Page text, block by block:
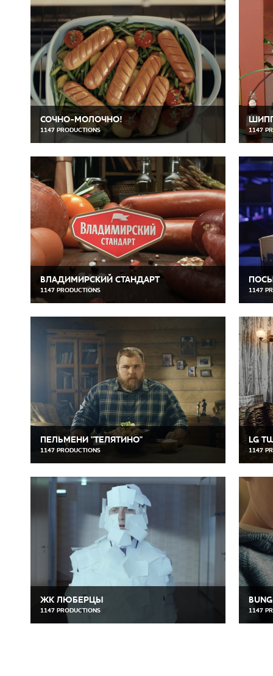
СОЧНО-МОЛОЧНО!
1147 PRODUCTIONS 1147
ВЛАДИМИРСКИЙ СТАНДАРТ
1147 PRODUCTIONS 1147
ПЕЛЬМЕНИ "ТЕЛЯТИНО"
1147 PRODUCTIONS
LG
1147
ЖК ЛЮБЕРЦЫ
1147 PRODUCTIONS 1147